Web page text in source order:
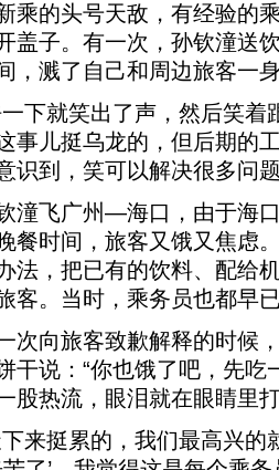
的头号天敌，有经验的
盖子。有一次，孙钦潼送
，溅了自己和周边旅客一
就笑出了声，然后笑着
事儿挺乌龙的，但后期的
识到，笑可以解决很多问
飞广州—海口，由于海口
餐时间，旅客又饿又焦虑
法，把已有的饮料、配给
客。当时，乘务员也都早
向旅客致歉解释的时候
干说：“你也饿了吧，先吃
股热流，眼泪就在眼睛里
挺累的，我们最高兴的